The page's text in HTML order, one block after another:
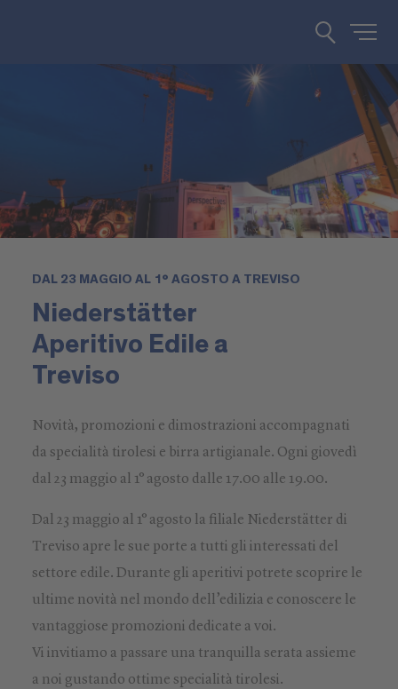
DAL 23 MAGGIO AL 1° AGOSTO A TREVISO
Niederstätter
Aperitivo Edile a
Treviso
Novità, promozioni e dimostrazioni accompagnati
da specialità tirolesi e birra artigianale. Ogni giovedì
dal 23 maggio al 1° agosto dalle 17.00 alle 19.00.
Dal 23 maggio al 1° agosto la filiale Niederstätter di
Treviso apre le sue porte a tutti gli interessati del
settore edile. Durante gli aperitivi potrete scoprire le
ultime novità nel mondo dell’edilizia e conoscere le
vantaggiose promozioni dedicate a voi.
Vi invitiamo a passare una tranquilla serata assieme
a noi gustando ottime specialità tirolesi.